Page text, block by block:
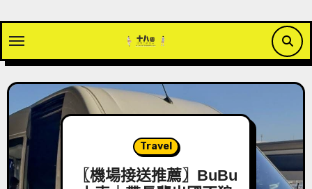
content
3C
【3C開箱】白沙屯媽祖